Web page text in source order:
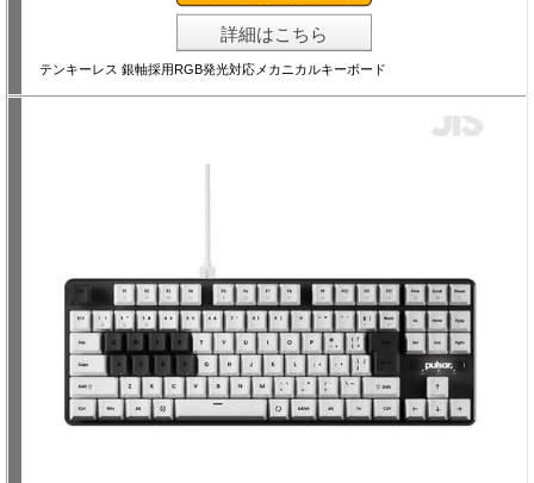
詳細はこちら
テンキーレス 銀軸採用RGB発光対応メカニカルキーボード